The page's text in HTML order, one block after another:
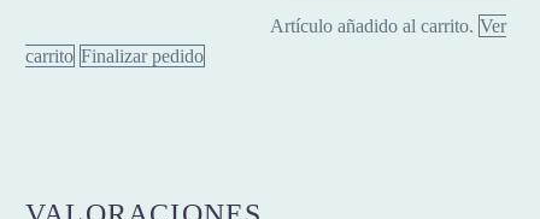
bicicleta
precios:
desde
Artículo añadido al carrito. Ver
carrito Finalizar pedido